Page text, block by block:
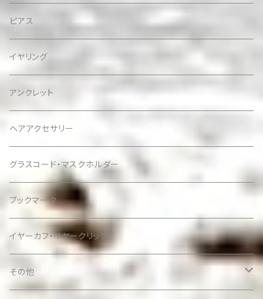
ピアス
イヤリング
アンクレット
ヘアアクセサリー
グラスコード・マスクホルダー
ブックマーク
イヤーカフ・イヤークリップ
その他